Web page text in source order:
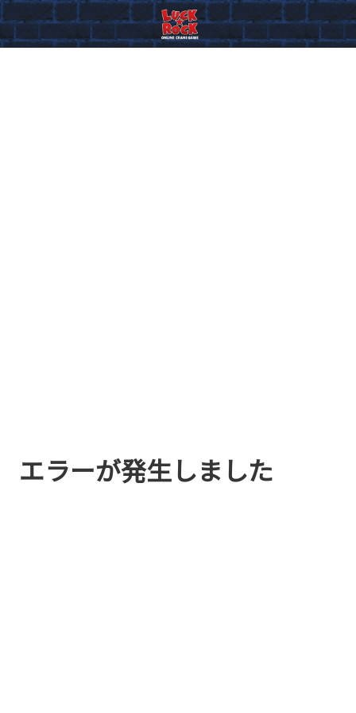
エラーが発生しました